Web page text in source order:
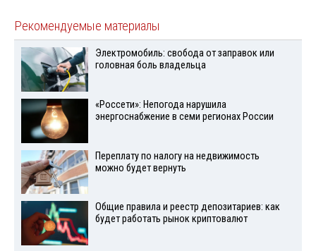
Рекомендуемые материалы
Электромобиль: свобода от заправок или
головная боль владельца
«Россети»: Непогода нарушила
энергоснабжение в семи регионах России
Переплату по налогу на недвижимость
можно будет вернуть
Общие правила и реестр депозитариев: как
будет работать рынок криптовалют